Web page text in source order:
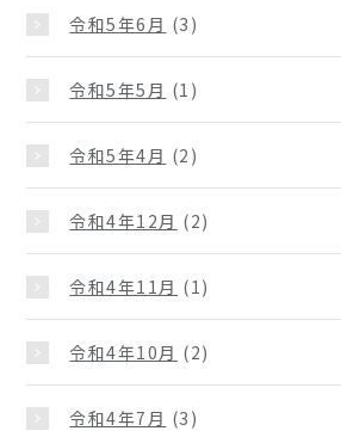
令和5年6月 (3)
令和5年5月 (1)
令和5年4月 (2)
令和4年12月 (2)
令和4年11月 (1)
令和4年10月 (2)
令和4年7月 (3)